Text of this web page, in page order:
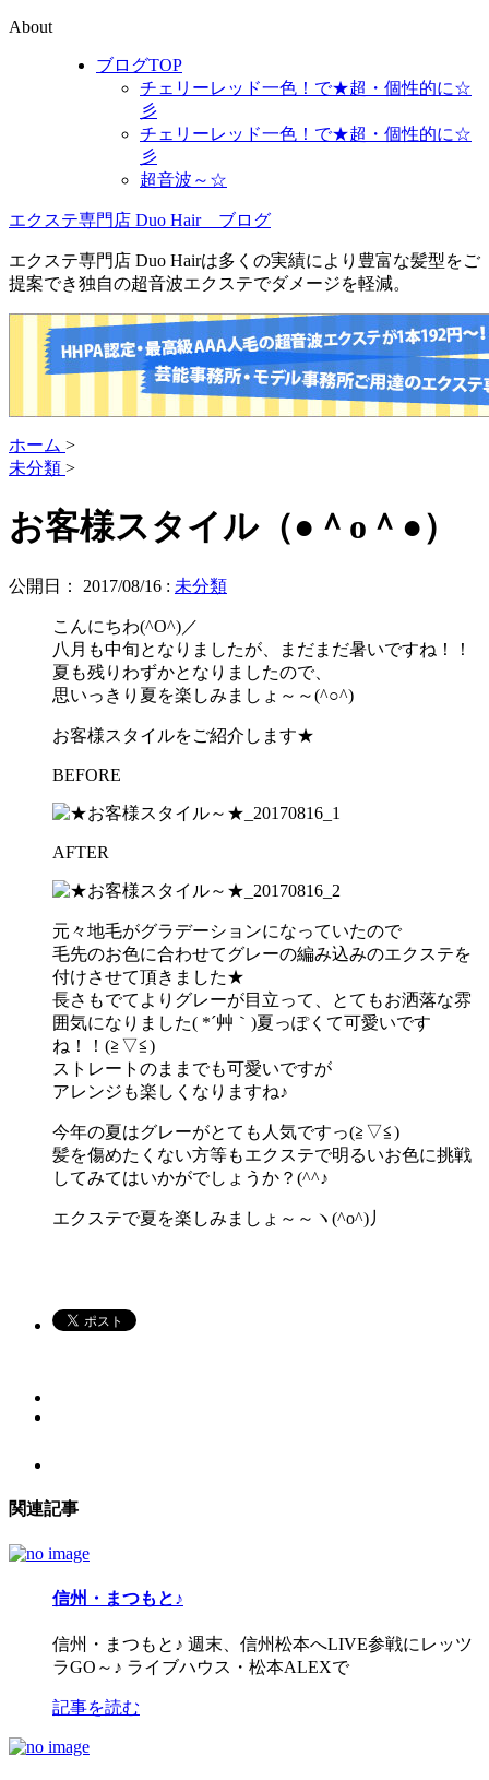
About
ブログTOP
チェリーレッド一色！で★超・個性的に☆
彡
チェリーレッド一色！で★超・個性的に☆
彡
超音波～☆
エクステ専門店 Duo Hair ブログ
エクステ専門店 Duo Hairは多くの実績により豊富な髪型をご
提案でき独自の超音波エクステでダメージを軽減。
ホーム >
未分類 >
お客様スタイル（●＾o＾●）
公開日： 2017/08/16 : 未分類
こんにちわ(^O^)／
八月も中旬となりましたが、まだまだ暑いですね！！
夏も残りわずかとなりましたので、
思いっきり夏を楽しみましょ～～(^○^)
お客様スタイルをご紹介します★
BEFORE
AFTER
元々地毛がグラデーションになっていたので
毛先のお色に合わせてグレーの編み込みのエクステを
付けさせて頂きました★
長さもでてよりグレーが目立って、とてもお洒落な雰
囲気になりました( *´艸｀)夏っぽくて可愛いです
ね！！(≧▽≦)
ストレートのままでも可愛いですが
アレンジも楽しくなりますね♪
今年の夏はグレーがとても人気ですっ(≧▽≦)
髪を傷めたくない方等もエクステで明るいお色に挑戦
してみてはいかがでしょうか？(^^♪
エクステで夏を楽しみましょ～～ヽ(^o^)丿
関連記事
信州・まつもと♪
信州・まつもと♪ 週末、信州松本へLIVE参戦にレッツ
ラGO～♪ ライブハウス・松本ALEXで
記事を読む